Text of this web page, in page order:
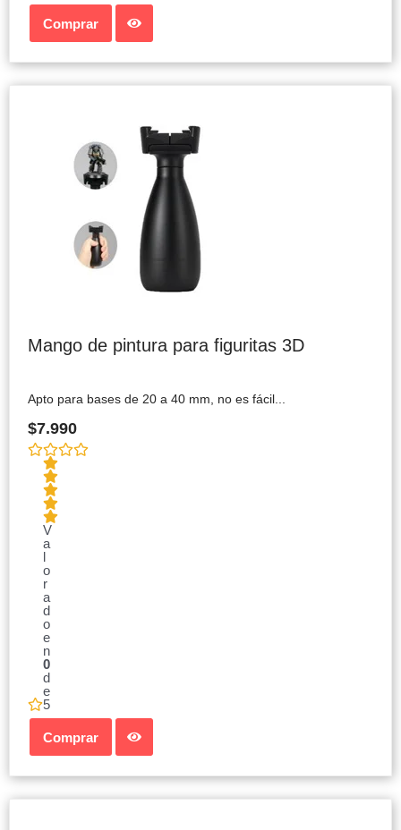
Comprar
Mango de pintura para figuritas 3D
Apto para bases de 20 a 40 mm, no es fácil...
$7.990
V
a
l
o
r
a
d
o
e
n
0
d
e
5
Comprar